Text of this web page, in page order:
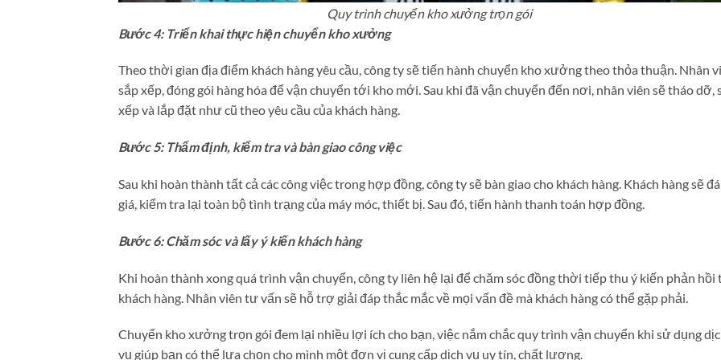
Quy trình chuyển kho xưởng trọn gói
Bước 4: Triển khai thực hiện chuyển kho xưởng
Theo thời gian địa điểm khách hàng yêu cầu, công ty sẽ tiến hành chuyển kho xưởng theo thỏa thuận. Nhân
sắp xếp, đóng gói hàng hóa để vận chuyển tới kho mới. Sau khi đã vận chuyển đến nơi, nhân viên sẽ tháo dỡ,
xếp và lắp đặt như cũ theo yêu cầu của khách hàng.
Bước 5: Thẩm định, kiểm tra và bàn giao công việc
Sau khi hoàn thành tất cả các công việc trong hợp đồng, công ty sẽ bàn giao cho khách hàng. Khách hàng sẽ
giá, kiểm tra lại toàn bộ tình trạng của máy móc, thiết bị. Sau đó, tiến hành thanh toán hợp đồng.
Bước 6: Chăm sóc và lấy ý kiến khách hàng
Khi hoàn thành xong quá trình vận chuyển, công ty liên hệ lại để chăm sóc đồng thời tiếp thu ý kiến phản hồi
khách hàng. Nhân viên tư vấn sẽ hỗ trợ giải đáp thắc mắc về mọi vấn đề mà khách hàng có thể gặp phải.
Chuyển kho xưởng trọn gói đem lại nhiều lợi ích cho bạn, việc nắm chắc quy trình vận chuyển khi sử dụng
vụ giúp bạn có thể lựa chọn cho mình một đơn vị cung cấp dịch vụ uy tín, chất lượng.